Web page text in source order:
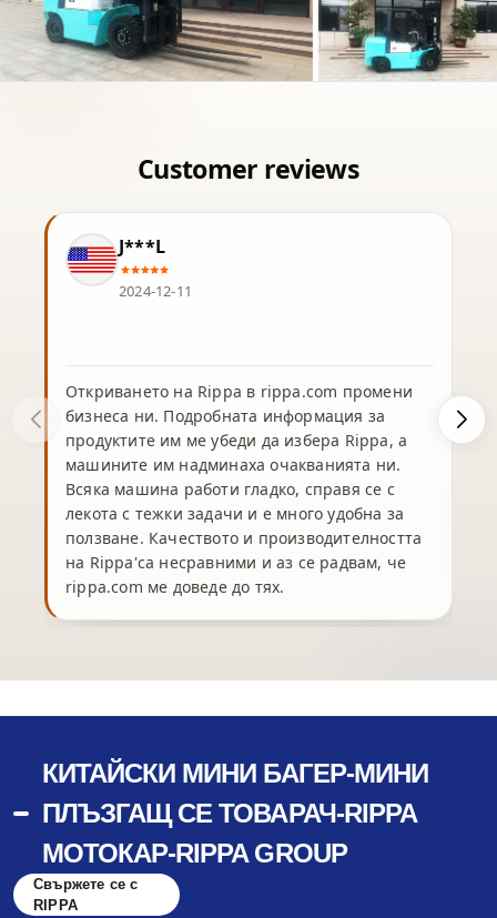
J***L
2024-12-11
Откриването на Rippa в rippa.com промени
бизнеса ни. Подробната информация за
продуктите им ме убеди да избера Rippa, а
машините им надминаха очакванията ни.
Всяка машина работи гладко, справя се с
лекота с тежки задачи и е много удобна за
ползване. Качеството и производителността
на Rippa'са несравними и аз се радвам, че
rippa.com ме доведе до тях.
КИТАЙСКИ МИНИ БАГЕР-МИНИ
ПЛЪЗГАЩ СЕ ТОВАРАЧ-RIPPA
МОТОКАР-RIPPA GROUP
Свържете се с
RIPPA